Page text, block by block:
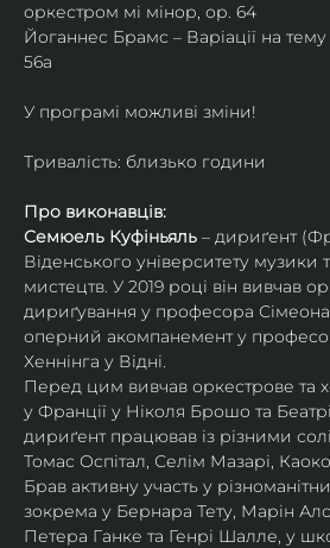
оркестром мі мінор, ор. 64
Йоганнес Брамс – Варіації на
56a
У програмі можливі зміни!
Тривалість: близько години
Про виконавців:
Семюель Куфіньяль – дириґент
Віденського університету музики
мистецтв. У 2019 році він вивчав
дириґування у професора
оперний акомпанемент у
Хеннінга у Відні.
Перед цим вивчав оркестрове та
у Франції у Ніколя Брошо та
дириґент працював із різними
Томас Оспітал, Селім Мазарі,
Брав активну участь у
зокрема у Бернара Тету, Марін
Петера Ганке та Генрі Шалле, у